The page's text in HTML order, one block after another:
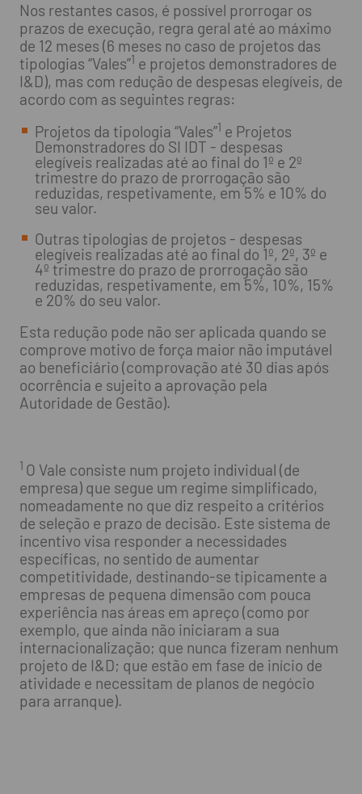
Nos restantes casos, é possível prorrogar os
prazos de execução, regra geral até ao máximo
de 12 meses (6 meses no caso de projetos das
tipologias “Vales”1 e projetos demonstradores de
I&D), mas com redução de despesas elegíveis, de
acordo com as seguintes regras:
Projetos da tipologia “Vales”1 e Projetos
Demonstradores do SI IDT - despesas
elegíveis realizadas até ao final do 1º e 2º
trimestre do prazo de prorrogação são
reduzidas, respetivamente, em 5% e 10% do
seu valor.
Outras tipologias de projetos - despesas
elegíveis realizadas até ao final do 1º, 2º, 3º e
4º trimestre do prazo de prorrogação são
reduzidas, respetivamente, em 5%, 10%, 15%
e 20% do seu valor.
Esta redução pode não ser aplicada quando se
comprove motivo de força maior não imputável
ao beneficiário (comprovação até 30 dias após
ocorrência e sujeito a aprovação pela
Autoridade de Gestão).
1 O Vale consiste num projeto individual (de
empresa) que segue um regime simplificado,
nomeadamente no que diz respeito a critérios
de seleção e prazo de decisão. Este sistema de
incentivo visa responder a necessidades
específicas, no sentido de aumentar
competitividade, destinando-se tipicamente a
empresas de pequena dimensão com pouca
experiência nas áreas em apreço (como por
exemplo, que ainda não iniciaram a sua
internacionalização; que nunca fizeram nenhum
projeto de I&D; que estão em fase de início de
atividade e necessitam de planos de negócio
para arranque).